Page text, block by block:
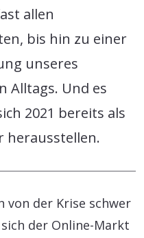
allen
bis hin zu einer
unseres
Alltags. Und es
2021 bereits als
herausstellen.
von der Krise schwer
der Online-Markt